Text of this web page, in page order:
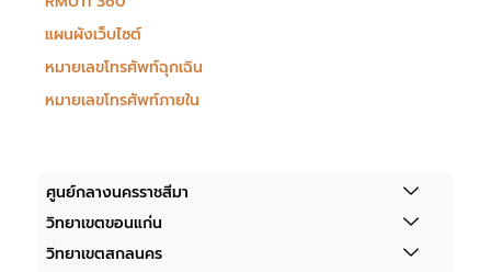
แผนผังเว็บไซต์
หมายเลขโทรศัพท์ฉุกเฉิน
หมายเลขโทรศัพท์ภายใน
ศูนย์กลางนครราชสีมา
วิทยาเขตขอนแก่น
วิทยาเขตสกลนคร